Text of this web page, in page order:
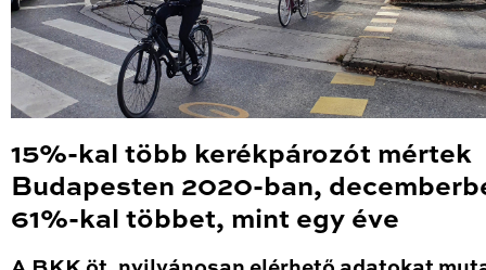
15%-kal több kerékpározót mértek
Budapesten 2020-ban,
61%-kal többet, mint egy éve